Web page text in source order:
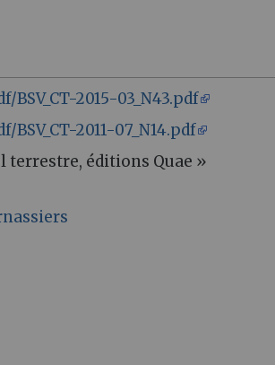
2015-03_N43.pdf
2011-07_N14.pdf
terrestre, éditions Quae »